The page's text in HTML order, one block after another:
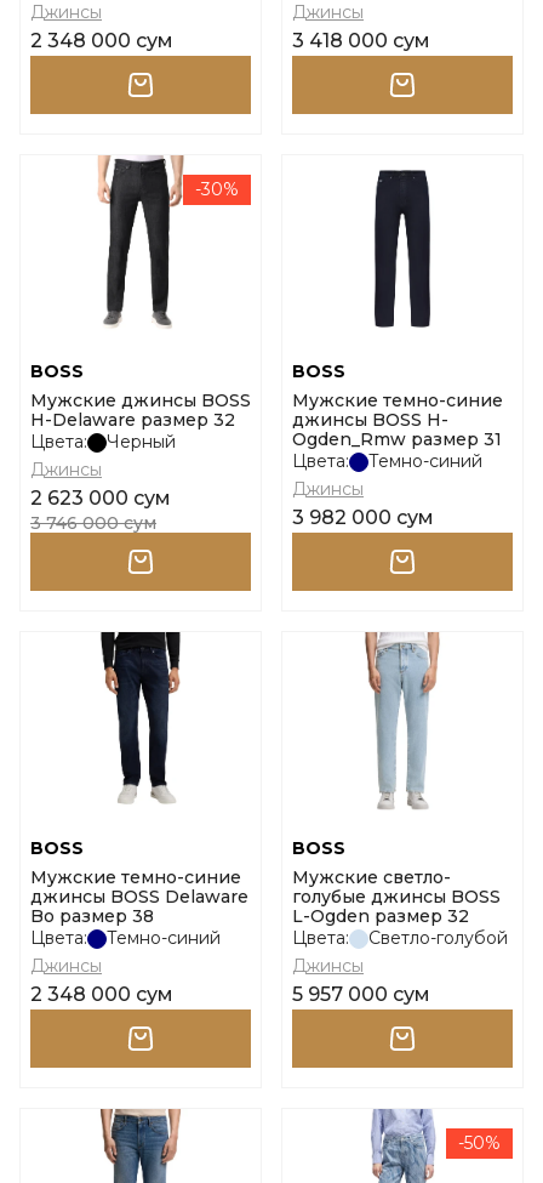
Джинсы
2 348 000 сум
Джинсы
3 418 000 сум
-30%
BOSS
Мужские джинсы BOSS
H-Delaware размер 32
Цвета:
Черный
Джинсы
2 623 000 сум
3 746 000 сум
BOSS
Мужские темно-синие
джинсы BOSS H-
Ogden_Rmw размер 31
Цвета:
Темно-синий
Джинсы
3 982 000 сум
BOSS
Мужские темно-синие
джинсы BOSS Delaware
Bo размер 38
Цвета:
Темно-синий
Джинсы
2 348 000 сум
BOSS
Мужские светло-
голубые джинсы BOSS
L-Ogden размер 32
Цвета:
Светло-голубой
Джинсы
5 957 000 сум
-50%